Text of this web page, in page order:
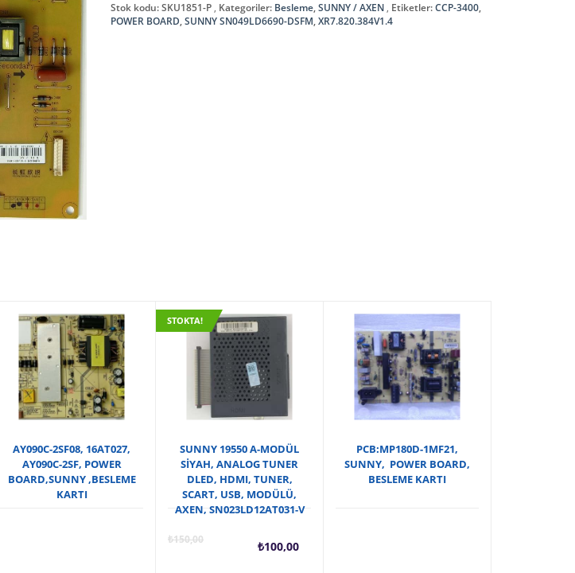
Stok kodu:SKU1851-P Kategoriler: Besleme,SUNNY / AXEN Etiketler:CCP-3400,
POWER BOARD,SUNNY SN049LD6690-DSFM,XR7.820.384V1.4
AY090C-2SF08, 16AT027,
AY090C-2SF, POWER
BOARD,SUNNY ,BESLEME
KARTI
STOKTA!
SUNNY 19550 A-MODÜL
SİYAH, ANALOG TUNER
DLED, HDMI, TUNER,
SCART, USB, MODÜLÜ,
AXEN, SN023LD12AT031-V
₺150,00 ₺100,00
Şu
PCB:MP180D-1MF21,
SUNNY, POWER BOARD,
BESLEME KARTI